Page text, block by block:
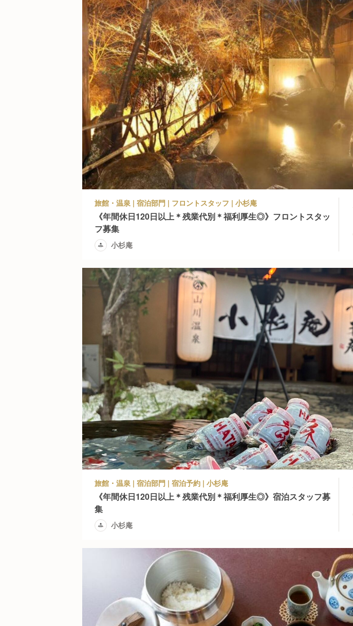
旅館・温泉 | 宿泊部門 | フロントスタッフ | 小杉庵
《年間休日120日以上＊残業代別＊福利厚生◎》フロントスタッ
フ募集
小杉庵
旅館・温泉 | 宿泊部門 | 宿泊予約 | 小杉庵
《年間休日120日以上＊残業代別＊福利厚生◎》宿泊スタッフ募
集
小杉庵